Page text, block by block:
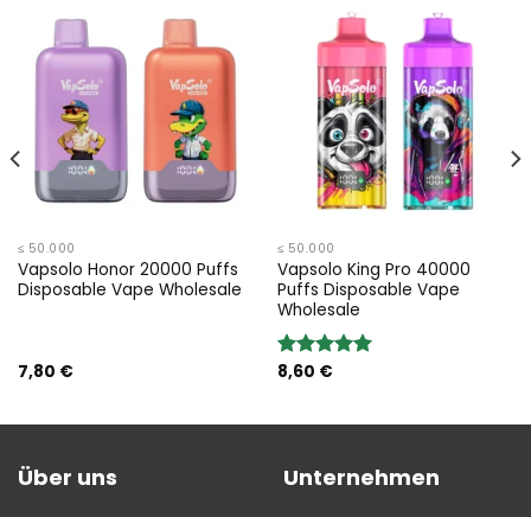
≤ 50.000
Vapsolo Honor 20000 Puffs
Disposable Vape Wholesale
7,80 €
≤ 50.000
Vapsolo King Pro 40000
Puffs Disposable Vape
Wholesale
Bewertung:
8,60 €
Über uns Unternehmen